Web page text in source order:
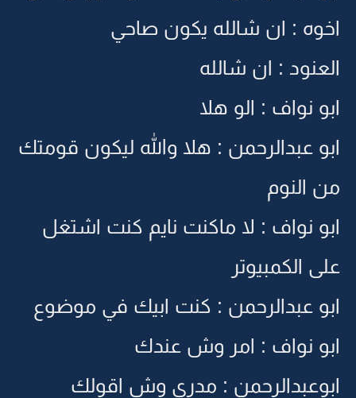
اخوه : ان شالله يكون صاحي
العنود : ان شالله
ابو نواف : الو هلا
ابو عبدالرحمن : هلا والله ليكون قومتك
من النوم
ابو نواف : لا ماكنت نايم كنت اشتغل
على الكمبيوتر
ابو عبدالرحمن : كنت ابيك في موضوع
ابو نواف : امر وش عندك
ابوعبدالرحمن : مدري وش اقولك